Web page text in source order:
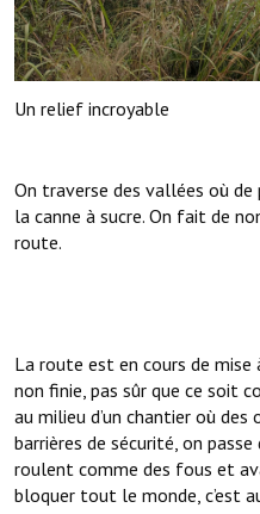
Un relief incroyable
On traverse des vallées où
la canne à sucre. On fait de
route.
La route est en cours de mise
non finie, pas sûr que ce soit
au milieu d’un chantier où
barrières de sécurité, on passe
roulent comme des fous et
bloquer tout le monde, c’est